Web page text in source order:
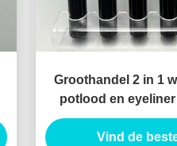
Groothandel 2 in 1
potlood en
drukken lege
potlood en eyeliner
Vind de